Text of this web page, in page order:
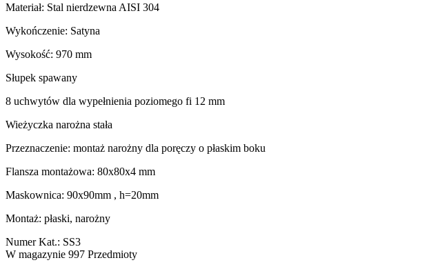
Materiał: Stal nierdzewna AISI 304
Wykończenie: Satyna
Wysokość: 970 mm
Słupek spawany
8 uchwytów dla wypełnienia poziomego fi 12 mm
Wieżyczka narożna stała
Przeznaczenie: montaż narożny dla poręczy o płaskim boku
Flansza montażowa: 80x80x4 mm
Maskownica: 90x90mm , h=20mm
Montaż: płaski, narożny
Numer Kat.: SS3
W magazynie 997 Przedmioty